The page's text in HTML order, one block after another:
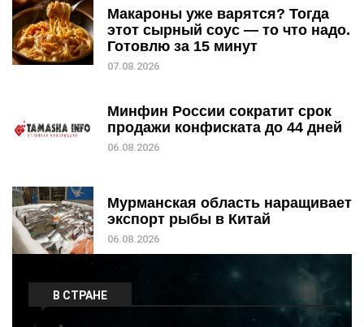
Макароны уже варятся? Тогда
этот сырный соус — то что надо.
Готовлю за 15 минут
07.08.2026
Минфин России сократит срок
продажи конфиската до 44 дней
06.08.2026
Мурманская область наращивает
экспорт рыбы в Китай
06.08.2026
В СТРАНЕ